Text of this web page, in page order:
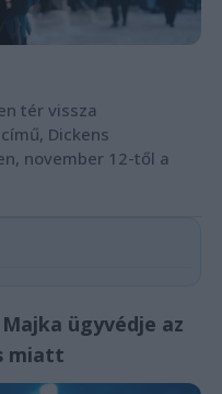
tér vissza
Dickens
november 12-től a
ügyvédje az
miatt